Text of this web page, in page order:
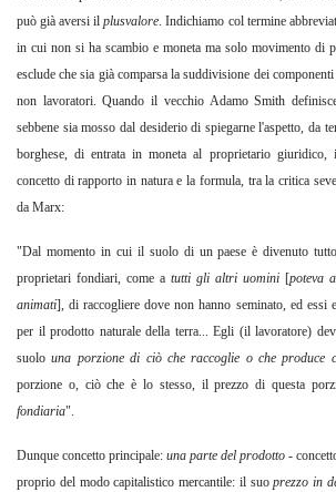
può già aversi ilplusvalore. Indichiamo col termine
in cui non si ha scambio e moneta ma solo movimento di
esclude che sia già comparsa la suddivisione dei
non lavoratori. Quando il vecchio Adamo Smith
sebbene sia mosso dal desiderio di spiegarne l'aspetto, da
borghese, di entrata in moneta al proprietario giuridico,
concetto di rapporto in natura e la formula, tra la critica
da Marx:
"Dal momento in cui il suolo di un paese è divenuto
proprietari fondiari, come a tutti gli altri uomini [poteva
animati], di raccogliere dove non hanno seminato, ed essi
per il prodotto naturale della terra... Egli (il lavoratore)
suolouna porzione di ciò che raccoglie o che produce
porzione o, ciò che è lo stesso, il prezzo di questa
fondiaria".
Dunque concetto principale: una parte del prodotto -
proprio del modo capitalistico mercantile: il suoprezzo in